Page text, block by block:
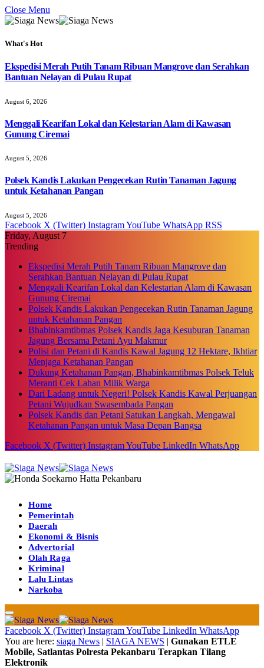
Close Menu
What's Hot
Ekspedisi Merah Putih Tanam Ribuan Mangrove dan Serahkan
Bantuan Nelayan di Pulau Rupat
August 6, 2026
Menggali Kearifan Lokal dan Kelestarian Alam di Kawasan
Gunung Ciremai
August 5, 2026
Polsek Kandis Lakukan Pengecekan Rutin Tanaman Jagung
untuk Ketahanan Pangan
August 5, 2026
Facebook X (Twitter) InstagramYouTube WhatsApp RSS
Friday, August 7
Trending
Ekspedisi Merah Putih Tanam Ribuan Mangrove dan
Serahkan Bantuan Nelayan di Pulau Rupat
Menggali Kearifan Lokal dan Kelestarian Alam di Kawasan
Gunung Ciremai
Polsek Kandis Lakukan Pengecekan Rutin Tanaman Jagung
untuk Ketahanan Pangan
Bhabinkamtibmas Polsek Kandis Jaga Kesuburan Tanaman
Jagung Bersama Petani Ayu Makmur
Polisi dan Petani di Kandis Kawal Jagung 12 Hektare, Ikhtiar
Menjaga Ketahanan Pangan
Dukung Ketahanan Pangan, Bhabinkamtibmas Polsek Teluk
Meranti Cek Lahan Milik Warga
Dari Ladang untuk Negeri! Polsek Kandis Kawal Perjuangan
Petani Wujudkan Swasembada Pangan
Polsek Kandis dan Petani Satukan Langkah, Mengawal
Ketahanan Pangan untuk Masa Depan Bangsa
Facebook X (Twitter) InstagramYouTube LinkedIn WhatsApp
Home
Pemerintah
Daerah
Ekonomi & Bisnis
Advertorial
Olah Raga
Kriminal
Lalu Lintas
Narkoba
Facebook X (Twitter) InstagramYouTube LinkedIn WhatsApp
You are here: siaga News | SIAGA NEWS | Gunakan ETLE
Mobile, Satlantas Polresta Pekanbaru Terapkan Tilang
Elektronik